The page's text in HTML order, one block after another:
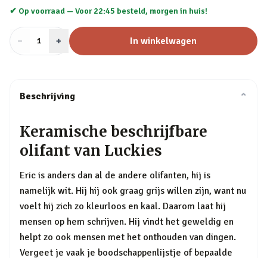
✔ Op voorraad —Voor 22:45 besteld, morgen in huis!
− Aantal
1 + In winkelwagen
Beschrijving ⌄
Keramische beschrijfbare
olifant van Luckies
Eric is anders dan al de andere olifanten, hij is
namelijk wit. Hij hij ook graag grijs willen zijn, want nu
voelt hij zich zo kleurloos en kaal. Daarom laat hij
mensen op hem schrijven. Hij vindt het geweldig en
helpt zo ook mensen met het onthouden van dingen.
Vergeet je vaak je boodschappenlijstje of bepaalde